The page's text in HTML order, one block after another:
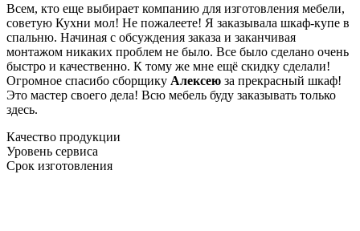
Всем, кто еще выбирает компанию для изготовления мебели,
советую Кухни мол! Не пожалеете! Я заказывала шкаф-купе в
спальню. Начиная с обсуждения заказа и заканчивая
монтажом никаких проблем не было. Все было сделано очень
быстро и качественно. К тому же мне ещё скидку сделали!
Огромное спасибо сборщику Алексею за прекрасный шкаф!
Это мастер своего дела! Всю мебель буду заказывать только
здесь.
Качество продукции
Уровень сервиса
Срок изготовления